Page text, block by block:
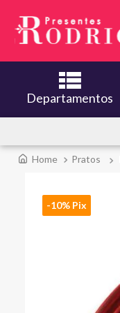
Departamentos
Pratos
-10% Pix